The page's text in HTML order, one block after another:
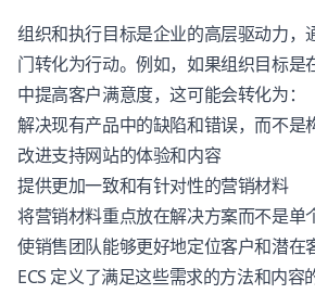
组织和执行目标是企业的高层驱动力，
门转化为行动。例如，如果组织目标是
中提高客户满意度，这可能会转化为：
解决现有产品中的缺陷和错误，而不是
改进支持网站的体验和内容
提供更加一致和有针对性的营销材料
将营销材料重点放在解决方案而不是单
使销售团队能够更好地定位客户和潜在
ECS 定义了满足这些需求的方法和内容